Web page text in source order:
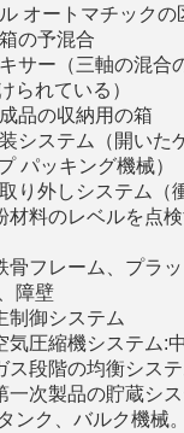
オートマチックの
の予混合
サー（三軸の混合
られている）
品の収納用の箱
システム（開いた
パッキング機械）
り外しシステム（
材料のレベルを点
骨フレーム、プラ
障壁
制御システム
気圧縮機システム:
ス段階の均衡シス
一次製品の貯蔵シ
ンク、バルク機械。